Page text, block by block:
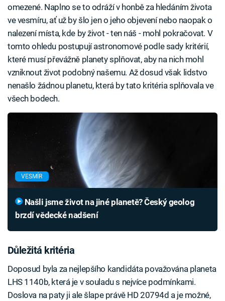
omezené. Naplno se to odráží v honbě za hledáním života
ve vesmíru, ať už by šlo jen o jeho objevení nebo naopak o
nalezení místa, kde by život - ten náš - mohl pokračovat. V
tomto ohledu postupují astronomové podle sady kritérií,
které musí převážně planety splňovat, aby na nich mohl
vzniknout život podobný našemu. Až dosud však lidstvo
nenašlo žádnou planetu, která by tato kritéria splňovala ve
všech bodech.
VESMÍR
brzdí vědecké nadšení
Důležitá kritéria
Doposud byla za nejlepšího kandidáta považována planeta
LHS 1140b, která je v souladu s nejvíce podmínkami.
Doslova na paty ji ale šlape právě HD 20794d a je možné,